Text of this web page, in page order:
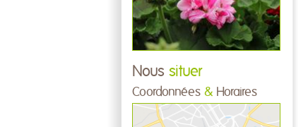
Nous situer
Coordonnées & Horaires